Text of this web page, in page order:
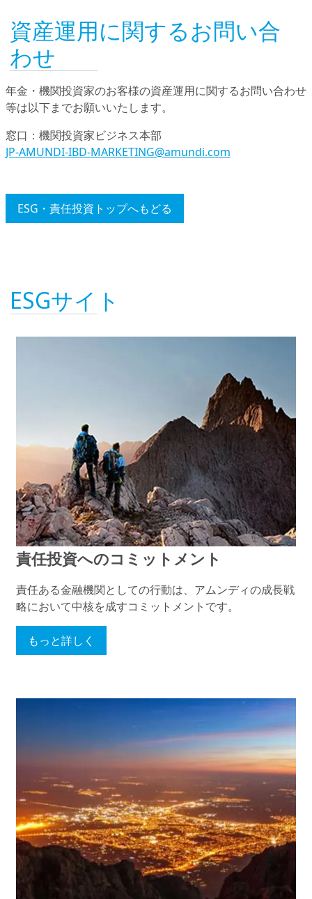
資産運用に関するお問い合
わせ
年金・機関投資家のお客様の資産運用に関するお問い合わせ
等は以下までお願いいたします。
窓口：機関投資家ビジネス本部
JP-AMUNDI-IBD-MARKETING@amundi.com
ESG・責任投資トップへもどる
ESGサイト
責任投資へのコミットメント
責任ある金融機関としての行動は、アムンディの成長戦
略において中核を成すコミットメントです。
もっと詳しく